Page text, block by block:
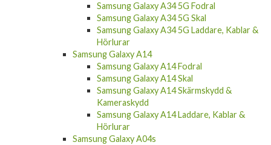
Samsung Galaxy A34 5G Fodral
Samsung Galaxy A34 5G Skal
Samsung Galaxy A34 5G Laddare, Kablar &
Hörlurar
Samsung Galaxy A14
Samsung Galaxy A14 Fodral
Samsung Galaxy A14 Skal
Samsung Galaxy A14 Skärmskydd &
Kameraskydd
Samsung Galaxy A14 Laddare, Kablar &
Hörlurar
Samsung Galaxy A04s